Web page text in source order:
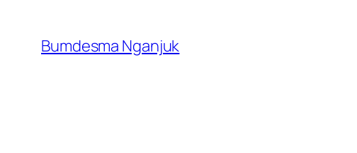
content
Bumdesma Nganjuk